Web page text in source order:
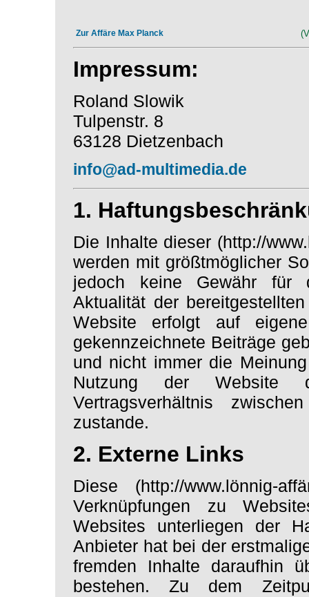
Zur Affäre Max Planck
Impressum:
Roland Slowik
Tulpenstr. 8
63128 Dietzenbach
info@ad-multimedia.de
1.
Die Inhalte dieser (http://
werden mit größtmöglicher
jedoch keine Gewähr für
Aktualität der
Website erfolgt auf
gekennzeichnete Beiträge
und nicht immer die
Nutzung der Website
Vertragsverhältnis
zustande.
2. Externe Links
Diese (http://www.lönnig-
Verknüpfungen zu
Websites unterliegen der
Anbieter hat bei der
fremden Inhalte daraufhin
bestehen. Zu dem